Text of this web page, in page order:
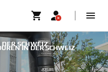
IN DER SCHWEIZ
SCHWEIZ |